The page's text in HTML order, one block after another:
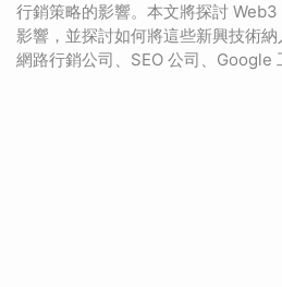
行銷策略的影響。本文將探討
影響，並探討如何將這些新興技術
網路行銷公司、SEO 公司、Google